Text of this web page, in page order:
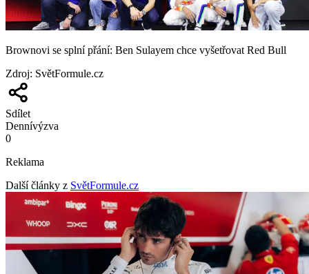
Brownovi se splní přání: Ben Sulayem chce vyšetřovat Red Bull
Zdroj: SvětFormule.cz
Sdílet
Dennívýzva
0
Reklama
Další články z SvětFormule.cz